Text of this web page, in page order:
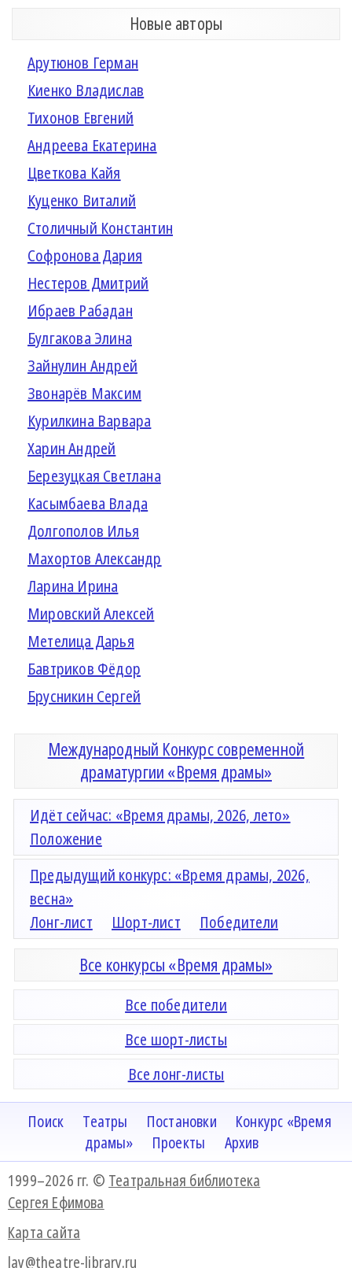
Новые авторы
Арутюнов Герман
Киенко Владислав
Тихонов Евгений
Андреева Екатерина
Цветкова Кайя
Куценко Виталий
Столичный Константин
Софронова Дария
Нестеров Дмитрий
Ибраев Рабадан
Булгакова Элина
Зайнулин Андрей
Звонарёв Максим
Курилкина Варвара
Харин Андрей
Березуцкая Светлана
Касымбаева Влада
Долгополов Илья
Махортов Александр
Ларина Ирина
Мировский Алексей
Метелица Дарья
Бавтриков Фёдор
Брусникин Сергей
Международный Конкурс современной
драматургии «Время драмы»
Идёт сейчас: «Время драмы, 2026, лето»
Положение
Предыдущий конкурс: «Время драмы, 2026,
весна»
Лонг-лист
Шорт-лист Победители
Все конкурсы «Время драмы»
Все победители
Все шорт-листы
Все лонг-листы
Поиск Театры Постановки
Конкурс «Время
драмы»
Проекты
Архив
1999–2026 гг. © Театральная библиотека
Сергея Ефимова
Карта сайта
lay@theatre-library.ru